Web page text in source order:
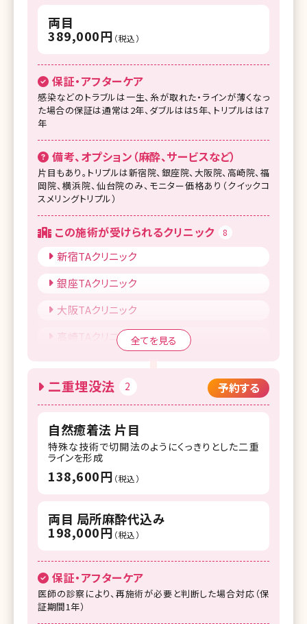
両目
389,000円 （税込）
保証・アフターケア
感染などのトラブルは一生、糸が取れた・ラインが薄くなっ
た場合の保証は通常は2年、ダブルはは5年、トリプルはは7
年
備考、オプション（麻酔、サービスなど）
片目もあり。トリプルは新宿院、銀座院、大阪院、高崎院、福
岡院、横浜院、仙台院のみ、モニター価格あり（クイックコ
スメリングトリプル）
この施術が受けられるクリニック 8
新宿TAクリニック
銀座TAクリニック
大阪TAクリニック
高崎TAクリニック
横浜TAクリニック
札幌TAクリニック
全てを見る
二重埋没法 2 予約する
自然癒着法 片目
特殊な技術で切開法のようにくっきりとした二重
ラインを形成
138,600円 （税込）
両目 局所麻酔代込み
198,000円 （税込）
保証・アフターケア
医師の診察により、再施術が必要と判断した場合対応（保
証期間1年）